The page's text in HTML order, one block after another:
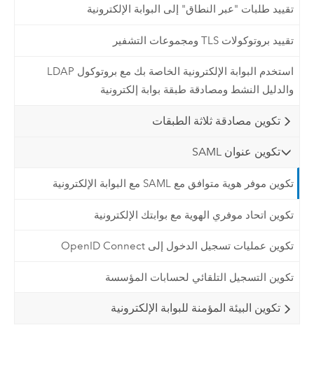
تقييد طلبات "عبر النطاق" إلى البوابة الإلكترونية
تقييد بروتوكولات TLS ومجموعات التشفير
استخدم البوابة الإلكترونية الخاصة بك مع بروتوكول LDAP
والدليل النشط ومصادقة طبقة بوابة إلكترونية
تكوين مصادقة ثلاثة الطبقات
تكوين عنوان SAML
تكوين موفر هوية متوافق مع SAML مع البوابة الإلكترونية
تكوين اتحاد موفري الهوية مع بوابتك الإلكترونية
تكوين عمليات تسجيل الدخول إلى OpenID Connect
تكوين التسجيل التلقائي لحسابات المؤسسة
تكوين البيئة المؤمنة للبوابة الإلكترونية